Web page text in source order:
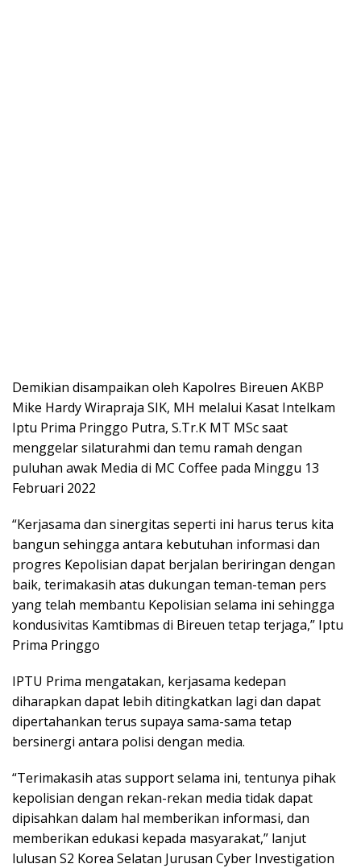
Demikian disampaikan oleh Kapolres Bireuen AKBP
Mike Hardy Wirapraja SIK, MH melalui Kasat Intelkam
Iptu Prima Pringgo Putra, S.Tr.K MT MSc saat
menggelar silaturahmi dan temu ramah dengan
puluhan awak Media di MC Coffee pada Minggu 13
Februari 2022
“Kerjasama dan sinergitas seperti ini harus terus kita
bangun sehingga antara kebutuhan informasi dan
progres Kepolisian dapat berjalan beriringan dengan
baik, terimakasih atas dukungan teman-teman pers
yang telah membantu Kepolisian selama ini sehingga
kondusivitas Kamtibmas di Bireuen tetap terjaga,” Iptu
Prima Pringgo
IPTU Prima mengatakan, kerjasama kedepan
diharapkan dapat lebih ditingkatkan lagi dan dapat
dipertahankan terus supaya sama-sama tetap
bersinergi antara polisi dengan media.
“Terimakasih atas support selama ini, tentunya pihak
kepolisian dengan rekan-rekan media tidak dapat
dipisahkan dalam hal memberikan informasi, dan
memberikan edukasi kepada masyarakat,” lanjut
lulusan S2 Korea Selatan Jurusan Cyber Investigation